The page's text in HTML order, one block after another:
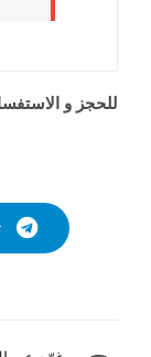
للحجز و